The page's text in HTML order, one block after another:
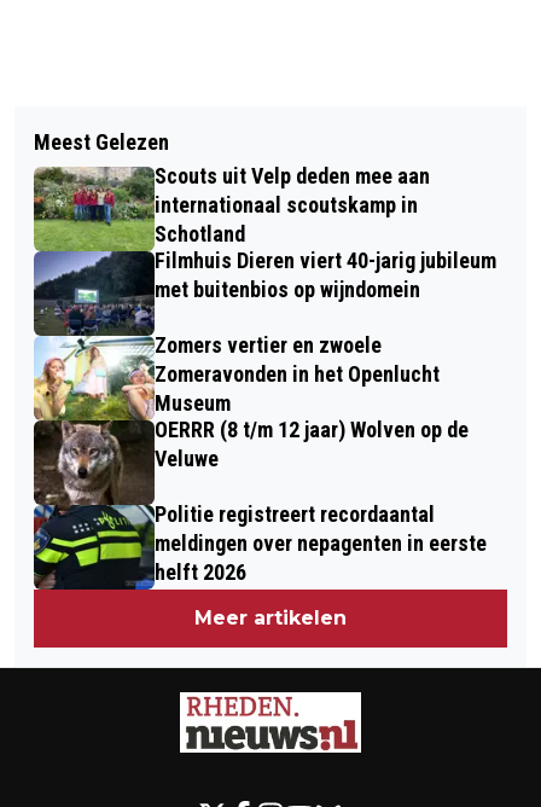
DIGITALE CAMERA GEVONDEN
GAZELLE ZOEKT OUDSTE EX-
MEDEWERKER
Meest Gelezen
Scouts uit Velp deden mee aan
internationaal scoutskamp in
Schotland
Filmhuis Dieren viert 40-jarig jubileum
met buitenbios op wijndomein
Zomers vertier en zwoele
Zomeravonden in het Openlucht
Museum
OERRR (8 t/m 12 jaar) Wolven op de
Veluwe
Politie registreert recordaantal
meldingen over nepagenten in eerste
helft 2026
Meer artikelen